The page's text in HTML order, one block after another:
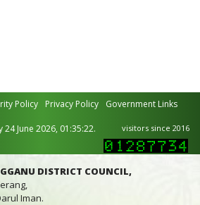
Policy Privacy Policy Government Links
June 2026, 01:35:22. visitors since 2016
DISTRICT COUNCIL,
Iman.